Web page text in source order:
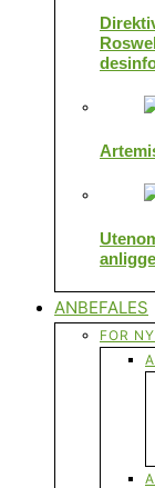
ANBEFALES
FOR